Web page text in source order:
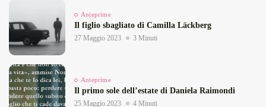
Anteprime
Il figlio sbagliato di Camilla Läckberg
27 Maggio 2023 3 Minuti
Anteprime
Il primo sole dell’estate di Daniela Raimondi
25 Maggio 2023 4 Minuti